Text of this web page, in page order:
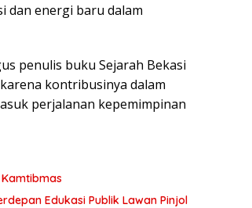
dan energi baru dalam
penulis buku Sejarah Bekasi
kontribusinya dalam
perjalanan kepemimpinan
Edukasi Publik Lawan Pinjol